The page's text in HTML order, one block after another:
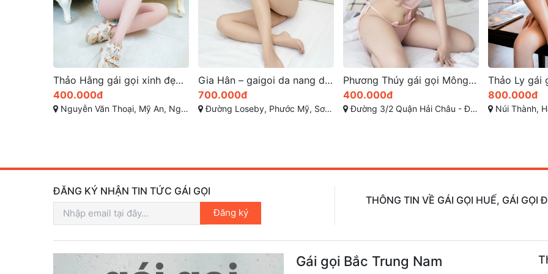
Gia Hân – gaigoi da nang dáng đẹp quyến rũ dịu dàng
700.000đ
Đường Loseby, Phước Mỹ, Sơn Trà, Đà Nẵng
Phương Thúy gái gọi Mông căng đầy đường cong đẹp mắt
400.000đ
Đường 3/2 Quận Hải Châu - Đà Nẵng
Thảo Ly gái gọi hải châu đà nẵng đẹp như tiên nữ
800.000đ
Núi Thành, Hải Châu, Hải Châu, Đà Nẵng
500.000đ
Nguyễn Văn Thoại,
ĐĂNG KÝ NHẬN TIN TỨC GÁI GỌI
Đăng ký
THÔNG TIN VỀ GÁI GỌI HUẾ, GÁI GỌI
Gái gọi Bắc Trung Nam